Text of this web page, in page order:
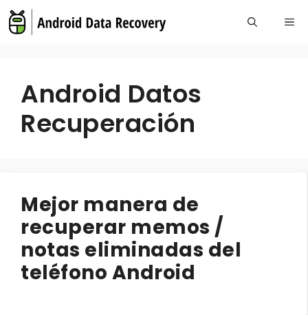
Skip
to
Android Datos
Recuperación
Mejor manera de
recuperar memos /
notas eliminadas del
teléfono Android